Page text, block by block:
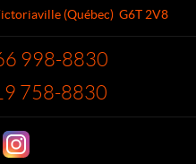
(Québec) G6T 2V8
998-8830
758-8830